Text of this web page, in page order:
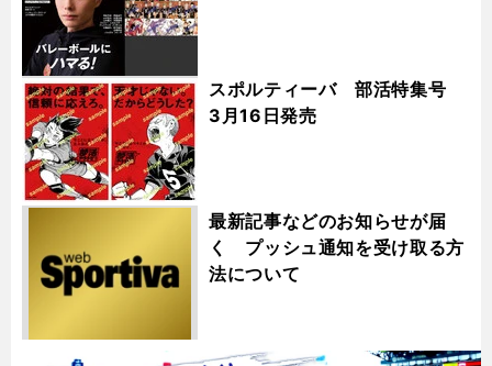
スポルティーバ 部活特集号
3月16日発売
最新記事などのお知らせが届
く プッシュ通知を受け取る方
法について